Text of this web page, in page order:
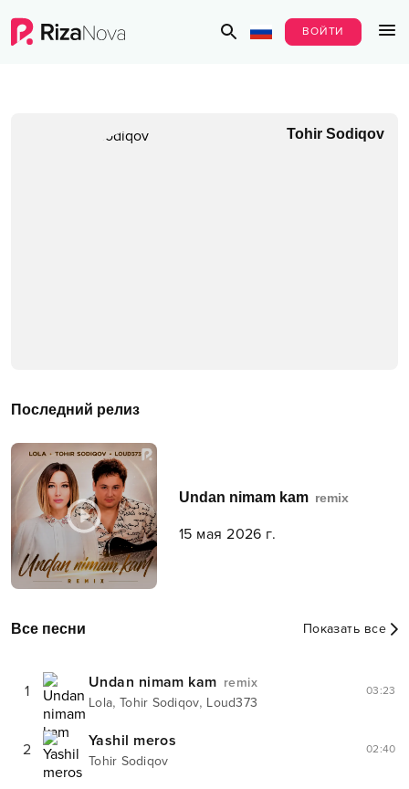
ВОЙТИ
Tohir Sodiqov
Последний релиз
Undan nimam kam remix
15 мая 2026 г.
Все песни Показать все
1 Undan nimam kam remix
Lola, Tohir Sodiqov, Loud373
03:23
2 Yashil meros
Tohir Sodiqov
02:40